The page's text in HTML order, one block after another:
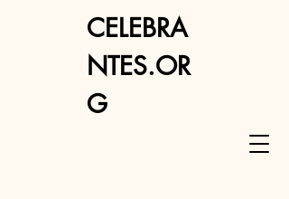
CELEBRA
NTES.OR
G